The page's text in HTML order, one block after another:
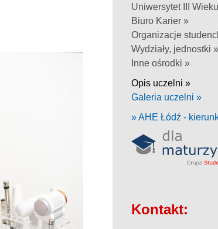
Uniwersytet III
Biuro Karier »
Organizacje
Wydziały, jednostki »
Inne ośrodki »
Opis uczelni »
Galeria uczelni »
» AHE Łódź -
Kontakt: